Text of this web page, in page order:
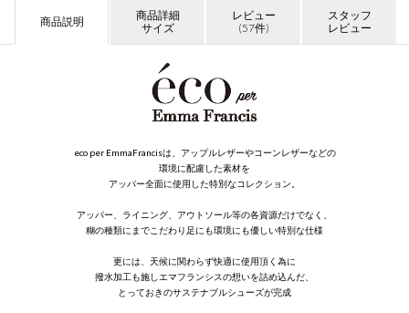
商品説明
商品詳細
サイズ
レビュー
(57件)
スタッフ
レビュー
eco per EmmaFrancisは、アップルレザーやコーンレザーなどの
環境に配慮した素材を
アッパー全面に使用した特別なコレクション。
アッパー、ライニング、アウトソール等の各資源だけでなく、
糊の種類にまでこだわり足にも環境にも優しい特別な仕様
更には、天候に関わらず快適に使用頂く為に
撥水加工も施しエマフランシスの想いを詰め込んだ、
とっておきのサステナブルシューズが完成